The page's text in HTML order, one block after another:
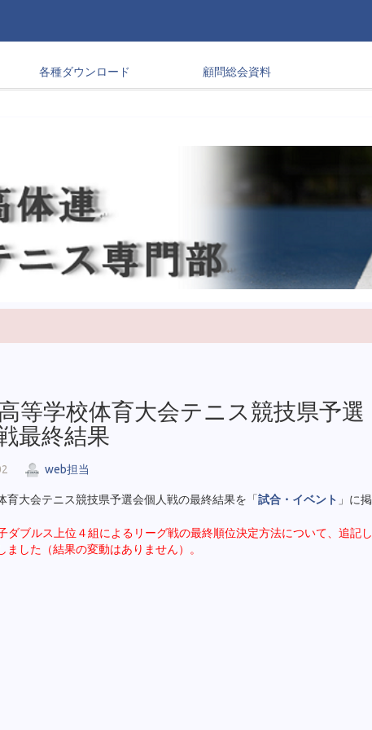
各種ダウンロード 顧問総会資料
等学校体育大会テニス競技県予選
最終結果
web担当
育大会テニス競技県予選会個人戦の最終結果を「試合・イベント 」に掲
ブルス上位４組によるリーグ戦の最終順位決定方法について、追記し
ました（結果の変動はありません）。